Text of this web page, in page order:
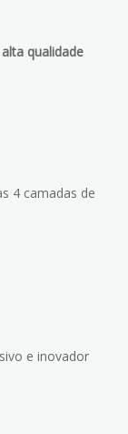
alta qualidade
4 camadas de
e inovador